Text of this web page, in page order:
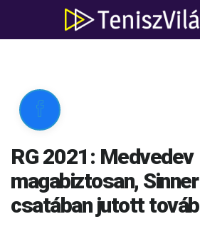

RG 2021: Medvedev
magabiztosan,
csatában jutott